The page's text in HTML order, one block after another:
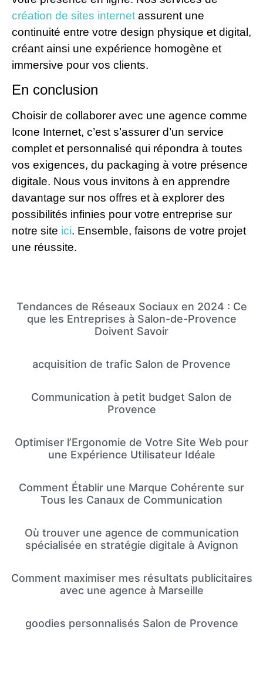
création de sites internet assurent une
continuité entre votre design physique et digital,
créant ainsi une expérience homogène et
immersive pour vos clients.
En conclusion
Choisir de collaborer avec une agence comme
Icone Internet, c’est s’assurer d’un service
complet et personnalisé qui répondra à toutes
vos exigences, du packaging à votre présence
digitale. Nous vous invitons à en apprendre
davantage sur nos offres et à explorer des
possibilités infinies pour votre entreprise sur
notre site ici. Ensemble, faisons de votre projet
une réussite.
Tendances de Réseaux Sociaux en 2024 : Ce
que les Entreprises à Salon-de-Provence
Doivent Savoir
acquisition de trafic Salon de Provence
Communication à petit budget Salon de
Provence
Optimiser l’Ergonomie de Votre Site Web pour
une Expérience Utilisateur Idéale
Comment Établir une Marque Cohérente sur
Tous les Canaux de Communication
Où trouver une agence de communication
spécialisée en stratégie digitale à Avignon
Comment maximiser mes résultats publicitaires
avec une agence à Marseille
goodies personnalisés Salon de Provence